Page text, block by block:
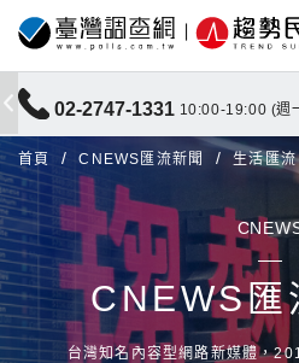
02-2747-1331 10:00-19:00 (週
首頁 CNEWS匯流新聞 生活匯流
CNEWS匯
台灣知名內容型網路新媒體，